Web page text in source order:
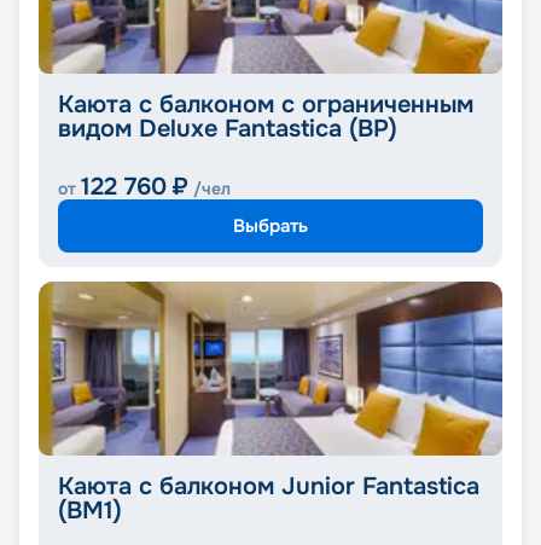
Каюта с балконом с ограниченным
видом Deluxe Fantastica (BP)
от 122 760 ₽ /чел
Выбрать
Каюта с балконом Junior Fantastica
(BM1)